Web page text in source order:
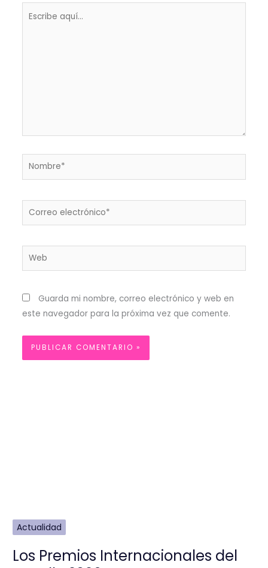
Nombre*
Correo
Web
Guarda mi nombre, correo electrónico y web en
este navegador para la próxima vez que comente.
Actualidad
Los Premios Internacionales del